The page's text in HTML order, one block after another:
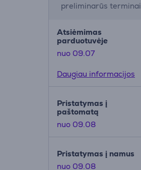
preliminarūs terminai
Atsiėmimas
parduotuvėje
nuo 09.07
Daugiau informacijos
Pristatymas į
paštomatą
nuo 09.08
Pristatymas į namus
nuo 09.08